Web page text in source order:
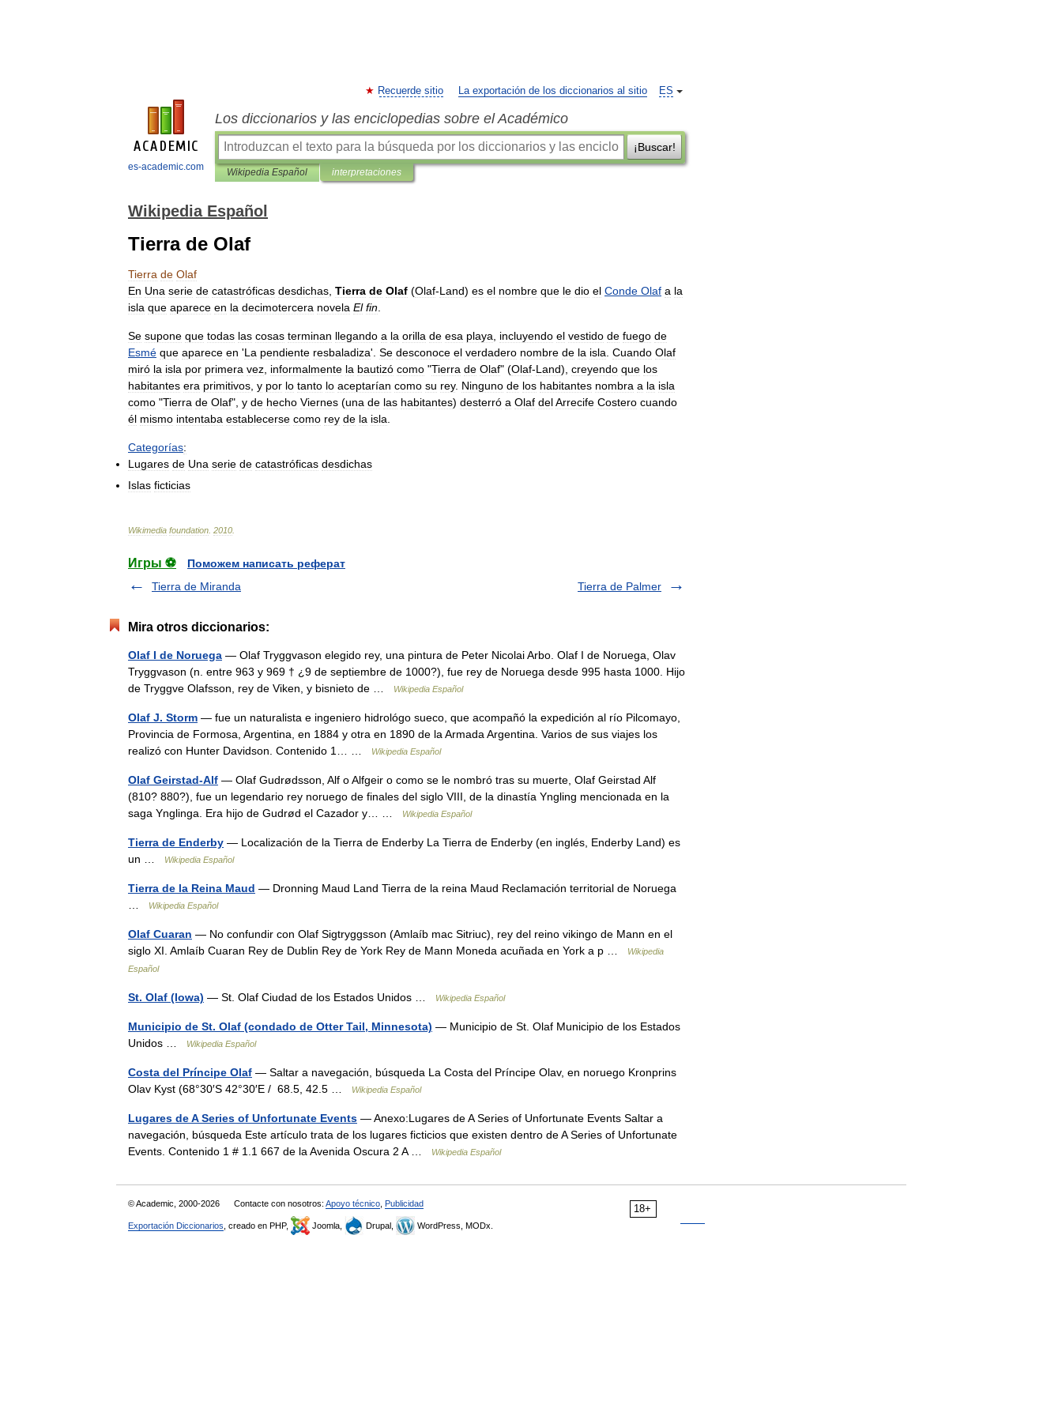
es-academic.com
ES
Recuerde sitio La exportación de los diccionarios al sitio
Los diccionarios y las enciclopedias sobre el Académico
¡Buscar!
Wikipedia Español interpretaciones
Wikipedia Español
Tierra de Olaf
Tierra de Olaf
En Una serie de catastróficas desdichas Tierra de Olaf (Olaf-Land) es el nombre que le dio el Conde Olaf a la
isla que aparece en la decimotercera novela El fin
Se supone que todas las cosas terminan llegando a la orilla de esa playa incluyendo el vestido de fuego de
Esmé que aparece en 'La pendiente resbaladiza'. Se desconoce el verdadero nombre de la isla Cuando Olaf
miró la isla por primera vez informalmente la bautizó como "Tierra de Olaf" (Olaf-Land), creyendo que los
habitantes era primitivos y por lo tanto lo aceptarían como su rey. Ninguno de los habitantes nombra a la isla
como "Tierra de Olaf", y de hecho Viernes (una de las habitantes) desterró a Olaf delArrecife Costero cuando
él mismo intentaba establecerse como rey de la isla
Categorías:
Lugares de Una serie de catastróficas desdichas
Islas ficticias
Wikimedia foundation 2010
Игры ⚽
Поможем написать реферат
Tierra de Miranda
Tierra de Palmer
Mira otros diccionarios:
Olaf I de Noruega — Olaf Tryggvason elegido rey, una pintura de Peter Nicolai Arbo. Olaf I de Noruega, Olav
Tryggvason (n. entre 963 y 969 † ¿9 de septiembre de 1000?), fue rey de Noruega desde 995 hasta 1000. Hijo
de Tryggve Olafsson, rey de Viken, y bisnieto de …
Wikipedia Español
Olaf J. Storm — fue un naturalista e ingeniero hidrológo sueco, que acompañó la expedición al río Pilcomayo,
Provincia de Formosa, Argentina, en 1884 y otra en 1890 de la Armada Argentina. Varios de sus viajes los
realizó con Hunter Davidson. Contenido 1… …
Wikipedia Español
Olaf Geirstad-Alf — Olaf Gudrødsson, Alf o Alfgeir o como se le nombró tras su muerte, Olaf Geirstad Alf
(810? 880?), fue un legendario rey noruego de finales del siglo VIII, de la dinastía Yngling mencionada en la
saga Ynglinga. Era hijo de Gudrød el Cazador y… …
Wikipedia Español
Tierra de Enderby — Localización de la Tierra de Enderby La Tierra de Enderby (en inglés, Enderby Land) es
un …
Wikipedia Español
Tierra de la Reina Maud — Dronning Maud Land Tierra de la reina Maud Reclamación territorial de Noruega
Wikipedia Español
Olaf Cuaran — No confundir con Olaf Sigtryggsson (Amlaíb mac Sitriuc), rey del reino vikingo de Mann en el
siglo XI. Amlaíb Cuaran Rey de Dublin Rey de York Rey de Mann Moneda acuñada en York a p …
Wikipedia
Español
St. Olaf (Iowa) — St. Olaf Ciudad de los Estados Unidos … Wikipedia Español
Municipio de St. Olaf (condado de Otter Tail, Minnesota) — Municipio de St. Olaf Municipio de los Estados
Unidos …
Wikipedia Español
Costa del Príncipe Olaf — Saltar a navegación, búsqueda La Costa del Príncipe Olav, en noruego Kronprins
Olav Kyst (68°30′S 42°30′E / 68.5, 42.5 …
Wikipedia Español
Lugares de A Series of Unfortunate Events — Anexo:Lugares de A Series of Unfortunate Events Saltar a
navegación, búsqueda Este artículo trata de los lugares ficticios que existen dentro de A Series of Unfortunate
Events. Contenido 1 # 1.1 667 de la Avenida Oscura 2 A …
Wikipedia Español
18+
© Academic, 2000-2026 Contacte con nosotros: Apoyo técnico Publicidad
Exportación Diccionarios , creado en PHP, Joomla, Drupal, WordPress, MODx.